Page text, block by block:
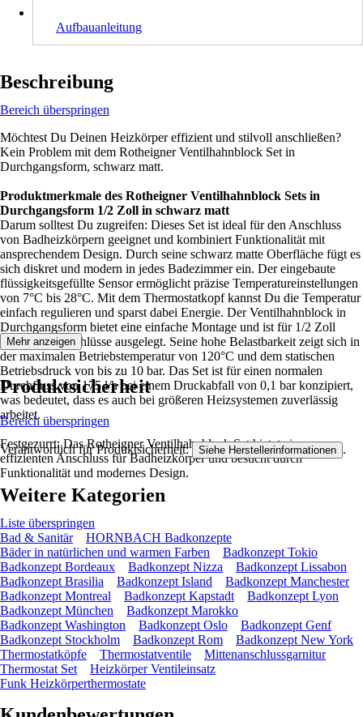
Aufbauanleitung
Beschreibung
Bereich überspringen
Möchtest Du Deinen Heizkörper effizient und stilvoll anschließen?
Kein Problem mit dem Rotheigner Ventilhahnblock Set in
Durchgangsform, schwarz matt.
Produktmerkmale des Rotheigner Ventilhahnblock Sets in
Durchgangsform 1/2 Zoll in schwarz matt
Darum solltest Du zugreifen: Dieses Set ist ideal für den Anschluss
von Badheizkörpern geeignet und kombiniert Funktionalität mit
ansprechendem Design. Durch seine schwarz matte Oberfläche fügt es
sich diskret und modern in jedes Badezimmer ein. Der eingebaute
flüssigkeitsgefüllte Sensor ermöglicht präzise Temperatureinstellungen
von 7°C bis 28°C. Mit dem Thermostatkopf kannst Du die Temperatur
einfach regulieren und sparst dabei Energie. Der Ventilhahnblock in
Durchgangsform bietet eine einfache Montage und ist für 1/2 Zoll
Heizkörperanschlüsse ausgelegt. Seine hohe Belastbarkeit zeigt sich in
der maximalen Betriebstemperatur von 120°C und dem statischen
Betriebsdruck von bis zu 10 bar. Das Set ist für einen normalen
Durchfluss von 175 l/h bei einem Druckabfall von 0,1 bar konzipiert,
was bedeutet, dass es auch bei größeren Heizsystemen zuverlässig
arbeitet.
Festgezurrt: Das Rotheigner Ventilhahnblock Set bietet einen
effizienten Anschluss für Badheizkörper und besticht durch
Funktionalität und modernes Design.
Mehr anzeigen
Produktsicherheit
Bereich überspringen
Verantwortlich für Produktsicherheit: Siehe Herstellerinformationen .
Weitere Kategorien
Liste überspringen
Bad & Sanitär
HORNBACH Badkonzepte
Bäder in natürlichen und warmen Farben
Badkonzept Tokio
Badkonzept Bordeaux
Badkonzept Nizza
Badkonzept Lissabon
Badkonzept Brasilia
Badkonzept Island
Badkonzept Manchester
Badkonzept Montreal
Badkonzept Kapstadt
Badkonzept Lyon
Badkonzept München
Badkonzept Marokko
Badkonzept Washington
Badkonzept Oslo
Badkonzept Genf
Badkonzept Stockholm
Badkonzept Rom
Badkonzept New York
Thermostatköpfe
Thermostatventile
Mittenanschlussgarnitur
Thermostat Set
Heizkörper Ventileinsatz
Funk Heizkörperthermostate